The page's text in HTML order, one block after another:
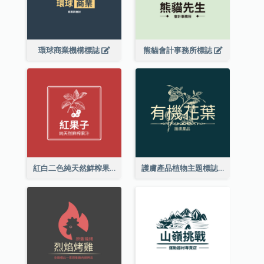
環球商業機構標誌 熊貓會計事務所標誌
紅白二色純天然鮮榨果汁標誌 護膚產品植物主題標誌